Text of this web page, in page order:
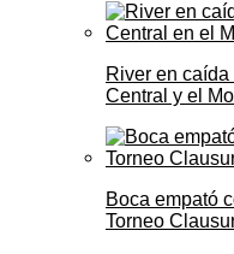
River en
Central y el
Boca empató
Torneo